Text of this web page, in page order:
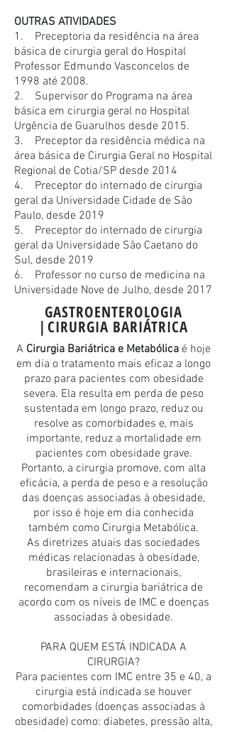
OUTRAS ATIVIDADES
1. Preceptoria da residência na área
básica de cirurgia geral do Hospital
Professor Edmundo Vasconcelos de
1998 até 2008.
2. Supervisor do Programa na área
básica em cirurgia geral no Hospital
Urgência de Guarulhos desde 2015.
3. Preceptor da residência médica na
área básica de Cirurgia Geral no Hospital
Regional de Cotia/SP desde 2014
4. Preceptor do internado de cirurgia
geral da Universidade Cidade de São
Paulo, desde 2019
5. Preceptor do internado de cirurgia
geral da Universidade São Caetano do
Sul, desde 2019
6. Professor no curso de medicina na
Universidade Nove de Julho, desde 2017
GASTROENTEROLOGIA
|CIRURGIA BARIÁTRICA
A Cirurgia Bariátrica e Metabólica é hoje
em dia o tratamento mais eficaz a longo
prazo para pacientes com obesidade
severa. Ela resulta em perda de peso
sustentada em longo prazo, reduz ou
resolve as comorbidades e, mais
importante, reduz a mortalidade em
pacientes com obesidade grave.
Portanto, a cirurgia promove, com alta
eficácia, a perda de peso e a resolução
das doenças associadas à obesidade,
por isso é hoje em dia conhecida
também como Cirurgia Metabólica.
As diretrizes atuais das sociedades
médicas relacionadas à obesidade,
brasileiras e internacionais,
recomendam a cirurgia bariátrica de
acordo com os níveis de IMC e doenças
associadas à obesidade.
PARA QUEM ESTÁ INDICADA A
CIRURGIA?
Para pacientes com IMC entre 35 e 40, a
cirurgia está indicada se houver
comorbidades (doenças associadas à
obesidade) como: diabetes, pressão alta,